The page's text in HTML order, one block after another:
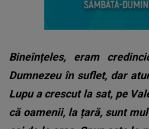
Bineînțeles, eram
Dumnezeu în suflet, dar
Lupu a crescut la sat, pe
că oamenii, la țară, sunt